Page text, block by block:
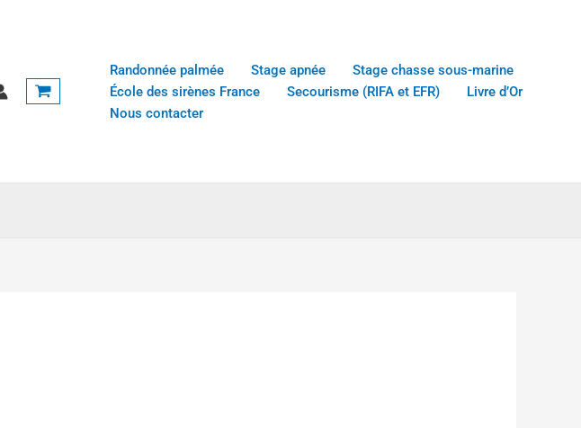
Randonnée palmée Stage apnée
Stage chasse sous-marine
École des sirènes France
Secourisme (RIFA et EFR)
Livre d’Or
Nous contacter